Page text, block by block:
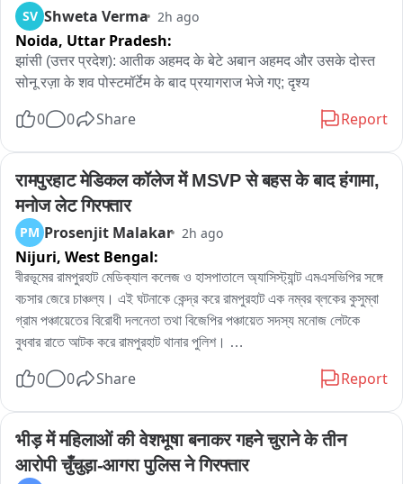
SV Shweta Verma 2h ago
Noida, Uttar Pradesh:
झांसी (उत्तर प्रदेश): आतीक अहमद के बेटे अबान अहमद और उसके दोस्त
सोनू रज़ा के शव पोस्टमॉर्टेम के बाद प्रयागराज भेजे गए; दृश्य
0 0 Share Report
रामपुरहाट मेडिकल कॉलेज में MSVP से बहस के बाद हंगामा,
मनोज लेट गिरफ्तार
PM Prosenjit Malakar 2h ago
Nijuri, West Bengal:
বীরভূমের রামপুরহাট মেডিক্যাল কলেজ ও হাসপাতালে অ্যাসিস্ট্যান্ট এমএসভিপির সঙ্গে
বচসার জেরে চাঞ্চল্য। এই ঘটনাকে কেন্দ্র করে রামপুরহাট এক নম্বর ব্লকের কুসুম্বা
গ্রাম পঞ্চায়েতের বিরোধী দলনেতা তথা বিজেপির পঞ্চায়েত সদস্য মনোজ লেটকে
বুধবার রাতে আটক করে রামপুরহাট থানার পুলিশ।
বিজেপির একাধিক নেতৃত্ব ও কর্মীরা। তাঁরা মনোজ লেটকে কোন অভিযোগে আটক
পর পরিস্থিতি স্বাভাবিক হয়।পরে প্রয়োজনীয় প্রক্রিয়া সম্পন্ন করে এদিন সকালে
বিজেপির বিরোধী দলনেতা মনোজ লেটকে ছেড়ে দেয় রামপুরহাট থানার পুলিশ।
0 0 Share Report
भीड़ में महिलाओं की वेशभूषा बनाकर गहने चुराने के तीन
आरोपी चुँचुड़ा-आगरा पुलिस ने गिरफ्तार